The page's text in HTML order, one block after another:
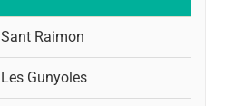
Sant Raimon
Les Gunyoles